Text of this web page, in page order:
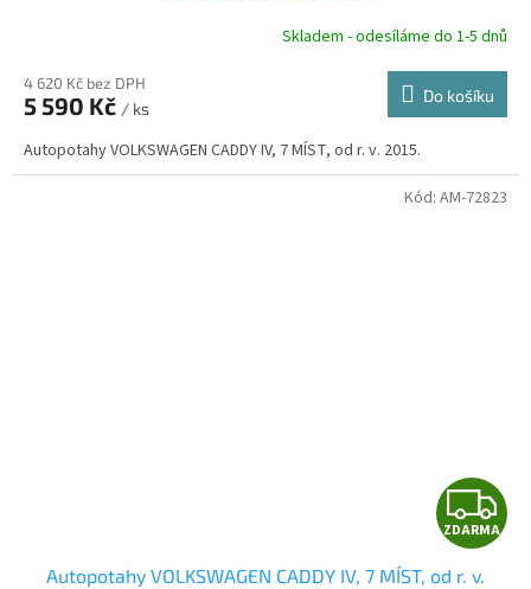
R
Skladem - odesíláme do 1-5 dnů
4 620 Kč bez DPH
5 590 Kč / ks
Do košíku
Autopotahy VOLKSWAGEN CADDY IV, 7 MÍST, od r. v. 2015.
Z
D
ZDARMA
Autopotahy VOLKSWAGEN CADDY IV, 7 MÍST, od r. v.
Kód: AM-72823